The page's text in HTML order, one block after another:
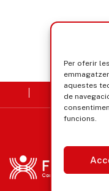
Per oferir
aquestes
de
funcions.
Seu